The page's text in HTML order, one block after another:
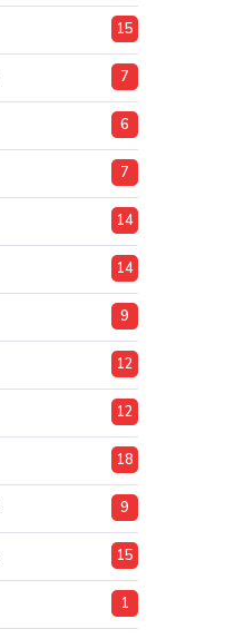
15
7
6
7
14
14
9
12
12
18
9
15
1